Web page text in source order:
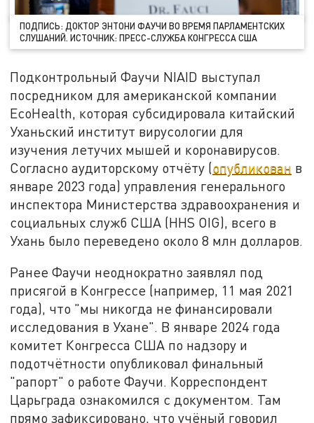
ПОДПИСЬ: ДОКТОР ЭНТОНИ ФАУЧИ ВО ВРЕМЯ ПАРЛАМЕНТСКИХ
СЛУШАНИЙ. ИСТОЧНИК: ПРЕСС-СЛУЖБА КОНГРЕССА США
Подконтрольный Фаучи NIAID выступал
посредником для американской компании
EcoHealth, которая субсидировала китайский
Уханьский институт вирусологии для
изучения летучих мышей и коронавирусов.
Согласно аудиторскому отчёту (опубликован в
январе 2023 года) управления генерального
инспектора Министерства здравоохранения и
социальных служб США (HHS OIG), всего в
Ухань было переведено около 8 млн долларов.
Ранее Фаучи неоднократно заявлял под
присягой в Конгрессе (например, 11 мая 2021
года), что "мы никогда не финансировали
исследования в Ухане". В январе 2024 года
комитет Конгресса США по надзору и
подотчётности опубликовал финальный
"рапорт" о работе Фаучи. Корреспондент
Царьграда ознакомился с документом. Там
прямо зафиксировано, что учёный говорил